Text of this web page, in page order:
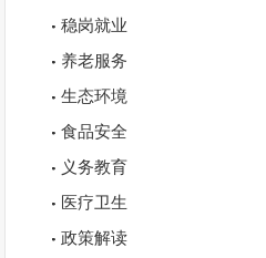
稳岗就业
养老服务
生态环境
食品安全
义务教育
医疗卫生
政策解读